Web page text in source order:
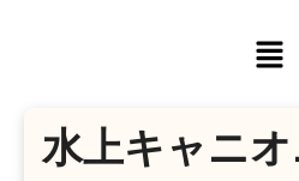
水上キャニ